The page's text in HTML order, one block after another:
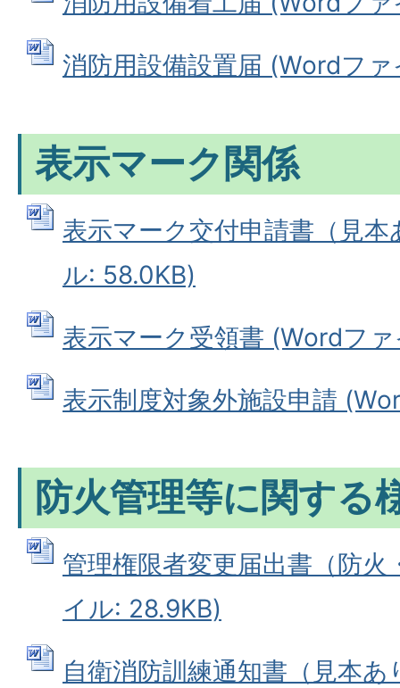
消防用設備設置届 (Wordフ
表示マーク関係
表示マーク交付申請書（見
ル: 58.0KB)
表示マーク受領書 (Wordフ
表示制度対象外施設申請
防火管理等に関する
管理権限者変更届出書（防
イル: 28.9KB)
自衛消防訓練通知書（見本